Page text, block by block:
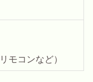
モコンなど）